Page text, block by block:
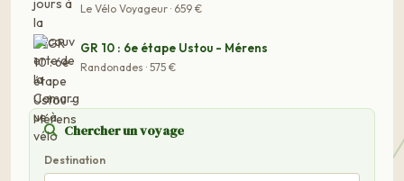
Le Vélo Voyageur · 659 €
GR 10 : 6e étape Ustou - Mérens
Randonades · 575 €
Chercher un voyage
Destination